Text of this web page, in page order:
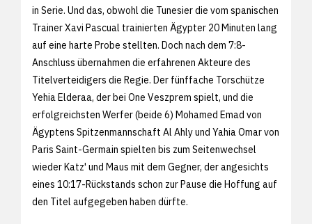
in Serie. Und das, obwohl die Tunesier die vom spanischen
Trainer Xavi Pascual trainierten Ägypter 20 Minuten lang
auf eine harte Probe stellten. Doch nach dem 7:8-
Anschluss übernahmen die erfahrenen Akteure des
Titelverteidigers die Regie. Der fünffache Torschütze
Yehia Elderaa, der bei One Veszprem spielt, und die
erfolgreichsten Werfer (beide 6) Mohamed Emad von
Ägyptens Spitzenmannschaft Al Ahly und Yahia Omar von
Paris Saint-Germain spielten bis zum Seitenwechsel
wieder Katz' und Maus mit dem Gegner, der angesichts
eines 10:17-Rückstands schon zur Pause die Hoffung auf
den Titel aufgegeben haben dürfte.